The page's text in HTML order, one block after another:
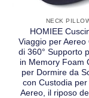
NECK
HOMIEE
Viaggio per Aereo
di 360° Supporto
in Memory Foam
per Dormire da
con Custodia per
Aereo, il riposo